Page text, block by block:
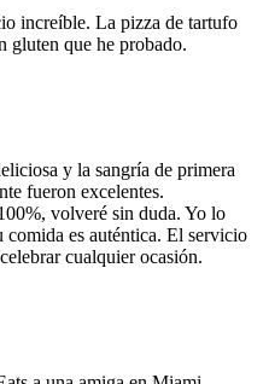
increíble. La pizza de tartufo
gluten que he probado.
y la sangría de primera
fueron excelentes.
volveré sin duda. Yo lo
comida es auténtica. El servicio
cualquier ocasión.